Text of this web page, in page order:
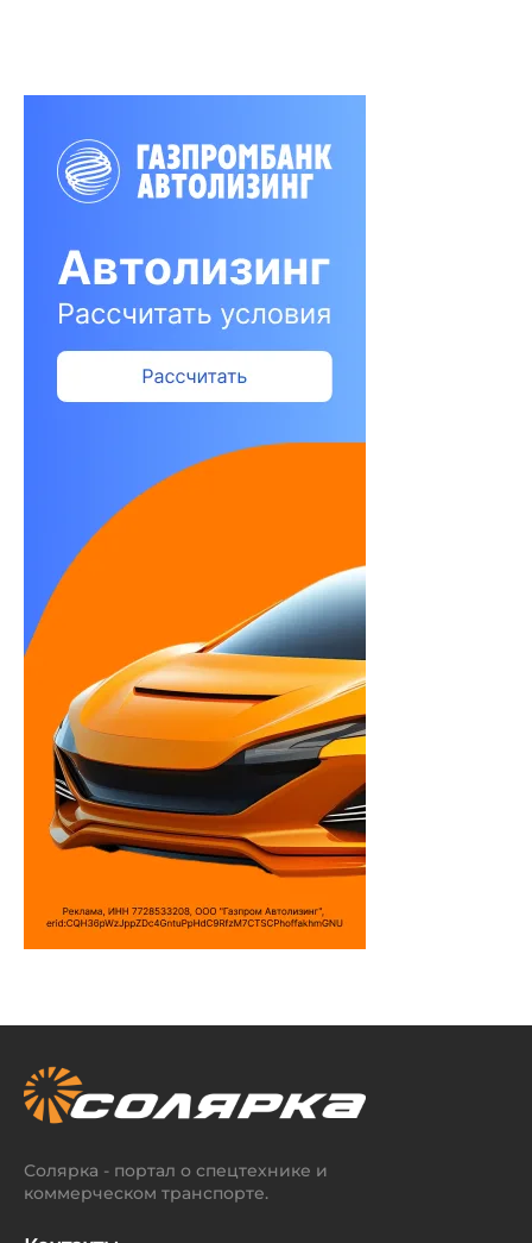
Солярка - портал о спецтехнике и
коммерческом транспорте.